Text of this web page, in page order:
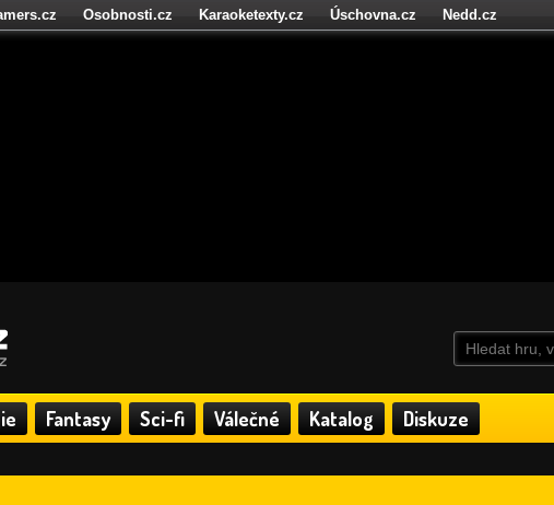
Fantasy Sci-fi Válečné Katalog Diskuze
Osobnosti.cz Karaoketexty.cz Úschovna.cz
Nedd.cz